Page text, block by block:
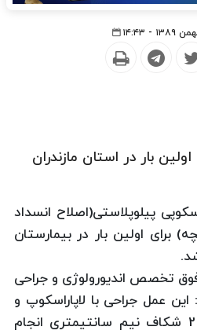
بار در استان مازندران
پیلوپلاستی(اصلاح انسداد
برای اولین بار در بیمارستان
تخصص اندیورولوژی و جراحی
عمل جراحی با لاپاراسکوپ و
ایجاد شکاف 1 سانتی و 2 شکاف نیم سانتیمتری انجام